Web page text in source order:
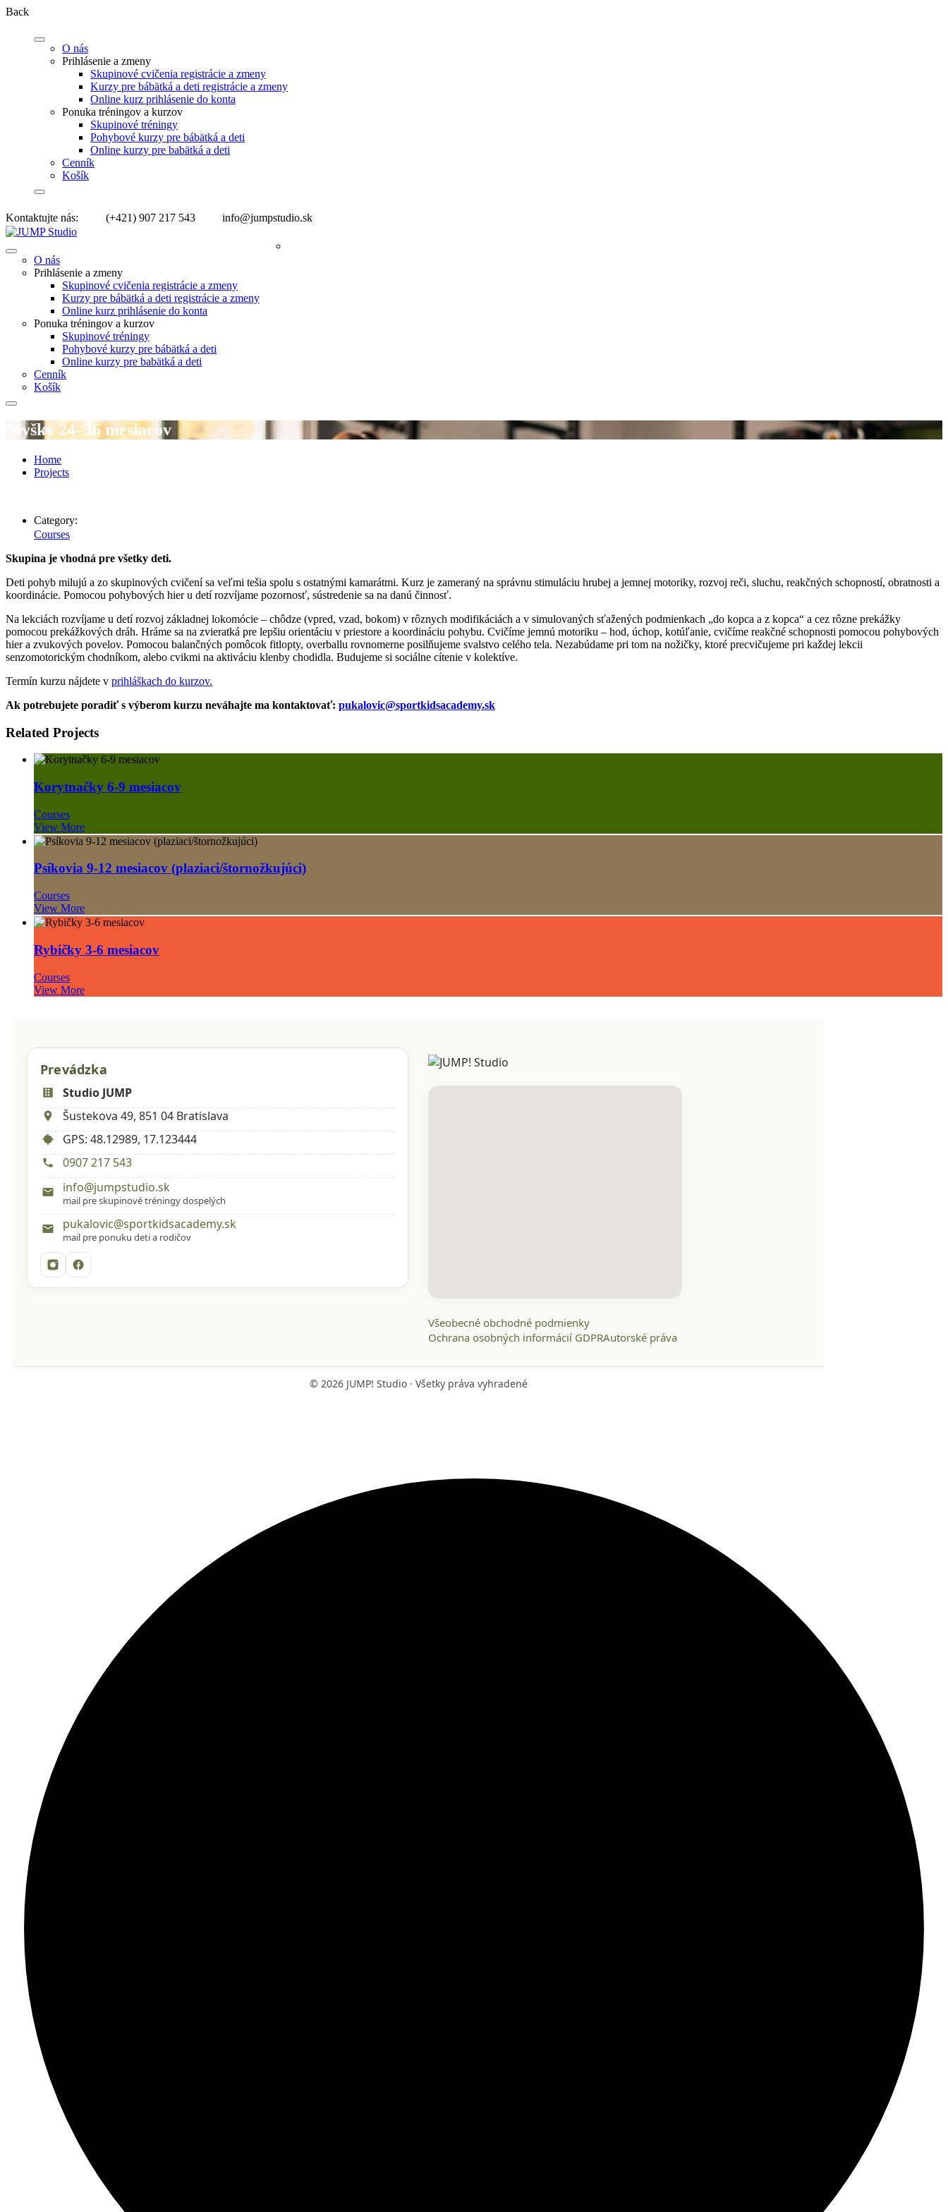
Back
O nás
Prihlásenie a zmeny
Skupinové cvičenia registrácie a zmeny
Kurzy pre bábätká a deti registrácie a zmeny
Online kurz prihlásenie do konta
Ponuka tréningov a kurzov
Skupinové tréningy
Pohybové kurzy pre bábätká a deti
Online kurzy pre babätká a deti
Cenník
Košík
Kontaktujte nás: (+421) 907 217 543 info@jumpstudio.sk
O nás
Prihlásenie a zmeny
Skupinové cvičenia registrácie a zmeny
Kurzy pre bábätká a deti registrácie a zmeny
Online kurz prihlásenie do konta
Ponuka tréningov a kurzov
Skupinové tréningy
Pohybové kurzy pre bábätká a deti
Online kurzy pre babätká a deti
Cenník
Košík
Myšky 24–36 mesiacov
Home
Projects
Category:
Courses
Skupina je vhodná pre všetky deti.
Deti pohyb milujú a zo skupinových cvičení sa veľmi tešia spolu s ostatnými kamarátmi. Kurz je zameraný na správnu stimuláciu hrubej a jemnej motoriky, rozvoj reči, sluchu, reakčných schopností, obratnosti a
koordinácie. Pomocou pohybových hier u detí rozvíjame pozornosť, sústredenie sa na danú činnosť.
Na lekciách rozvíjame u detí rozvoj základnej lokomócie – chôdze (vpred, vzad, bokom) v rôznych modifikáciách a v simulovaných sťažených podmienkach „do kopca a z kopca“ a cez rôzne prekážky
pomocou prekážkových dráh. Hráme sa na zvieratká pre lepšiu orientáciu v priestore a koordináciu pohybu. Cvičíme jemnú motoriku – hod, úchop, kotúľanie, cvičíme reakčné schopnosti pomocou pohybových
hier a zvukových povelov. Pomocou balančných pomôcok fitlopty, overballu rovnomerne posilňujeme svalstvo celého tela. Nezabúdame pri tom na nožičky, ktoré precvičujeme pri každej lekcii
senzomotorickým chodníkom, alebo cvikmi na aktiváciu klenby chodidla. Budujeme si sociálne cítenie v kolektíve.
Termín kurzu nájdete v prihláškach do kurzov.
Ak potrebujete poradiť s výberom kurzu neváhajte ma kontaktovať: pukalovic@sportkidsacademy.sk
Related Projects
Korytnačky 6-9 mesiacov
Courses
View More
Psíkovia 9-12 mesiacov (plaziaci/štornožkujúci)
Courses
View More
Rybičky 3-6 mesiacov
Courses
View More
Prevádzka
Studio JUMP
Šustekova 49, 851 04 Bratislava
GPS: 48.12989, 17.123444
0907 217 543
info@jumpstudio.sk
mail pre skupinové tréningy dospelých
pukalovic@sportkidsacademy.sk
mail pre ponuku deti a rodičov
Všeobecné obchodné podmienky
Ochrana osobných informácií GDPRAutorské práva
© 2026JUMP! Studio · Všetky práva vyhradené